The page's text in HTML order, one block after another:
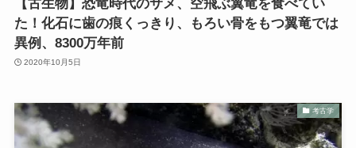
【古生物】恐竜時代のサメ、空飛ぶ翼竜を食べてい
た！化石に歯の痕くっきり、もろい骨をもつ翼竜では
異例、8300万年前
2020年10月5日
考古学